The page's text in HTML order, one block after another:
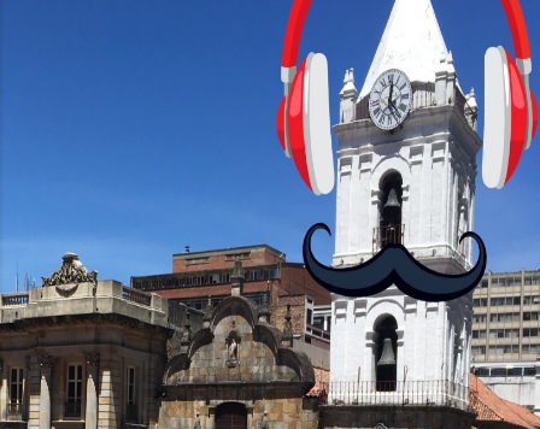
HD+ y una tasa de refresco de 90Hz,
asegurando una experiencia visual
fluida. Procesador y Rendimiento
Equipados con el chipset MediaTek
Helio G85, el Moto G24 ofrece 4GB de
RAM, mientras que el Moto G24 Power
brinda opciones de 4GB o 6GB de RAM,
mejorando su capacidad...